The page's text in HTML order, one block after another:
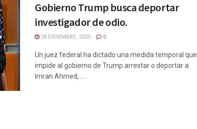
Gobierno Trump busca deportar
investigador de odio.
28 DICIEMBRE, 2025 0
Un juez federal ha dictado una medida temporal que
impide al gobierno de Trump arrestar o deportar a
Imran Ahmed, ...